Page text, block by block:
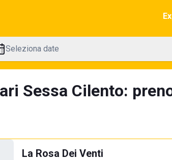
Seleziona date
Sessa Cilento:
La Rosa Dei Venti